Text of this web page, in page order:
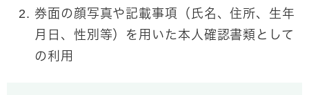
券面の顔写真や記載事項（氏名、住所、生年
月日、性別等）を用いた本人確認書類として
の利用